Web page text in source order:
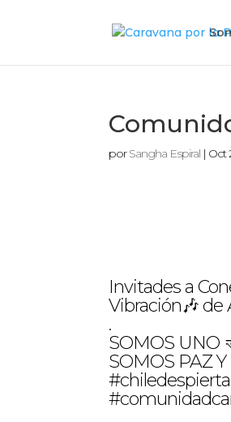
porSangha Espiral | Oct
Invitades a
Vibración🎶 de
.
SOMOS UNO
SOMOS PAZ